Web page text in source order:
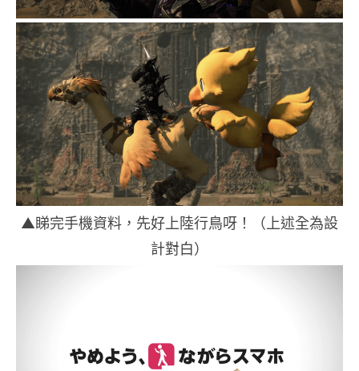
▲睇完手機資料，先好上陸行鳥呀！（上述全為設
計對白）